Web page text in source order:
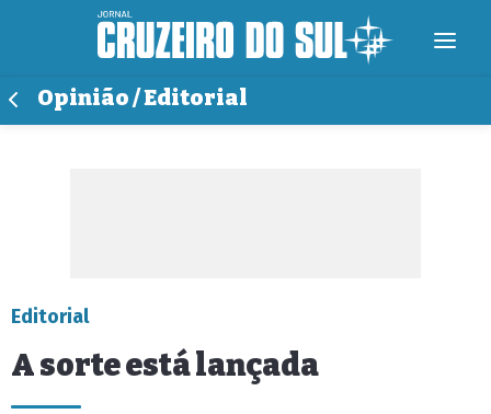
Opinião / Editorial
Editorial
A sorte está lançada